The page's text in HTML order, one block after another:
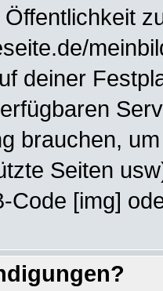
deiner
brauchen,
Seiten
Code [img]